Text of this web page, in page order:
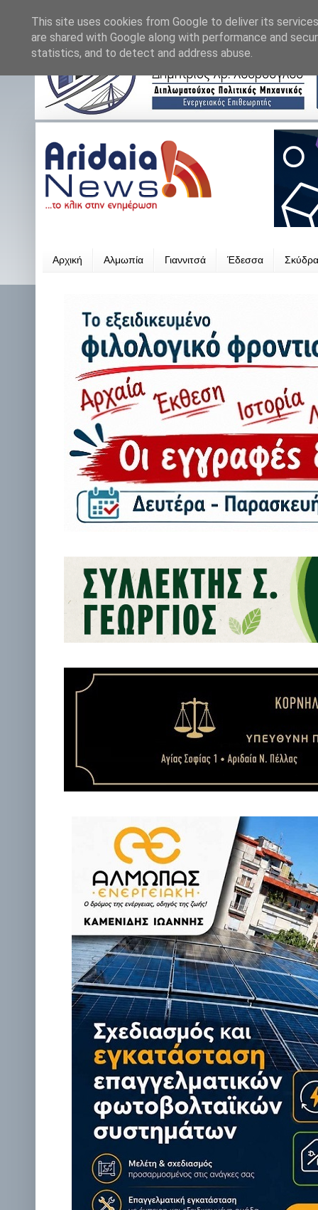
Αρχική Αλμωπία Γιαννιτσά Έδεσσα Σκύδρα
This site uses cookies from Google to deliver its
are shared with Google along with performance and
statistics, and to detect and address abuse.